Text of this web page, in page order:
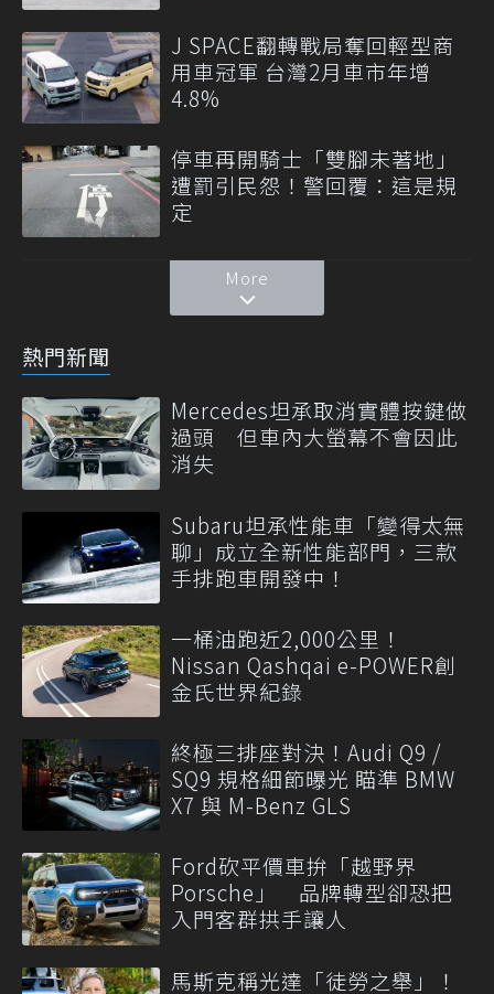
J SPACE翻轉戰局奪回輕型商
用車冠軍 台灣2月車市年增
4.8%
停車再開騎士「雙腳未著地」
遭罰引民怨！警回覆：這是規
定
More
熱門新聞
Mercedes坦承取消實體按鍵做
過頭 但車內大螢幕不會因此
消失
Subaru坦承性能車「變得太無
聊」成立全新性能部門，三款
手排跑車開發中！
一桶油跑近2,000公里！
Nissan Qashqai e-POWER創
金氏世界紀錄
終極三排座對決！Audi Q9 /
SQ9 規格細節曝光 瞄準 BMW
X7 與 M-Benz GLS
Ford砍平價車拚「越野界
Porsche」 品牌轉型卻恐把
入門客群拱手讓人
馬斯克稱光達「徒勞之舉」！